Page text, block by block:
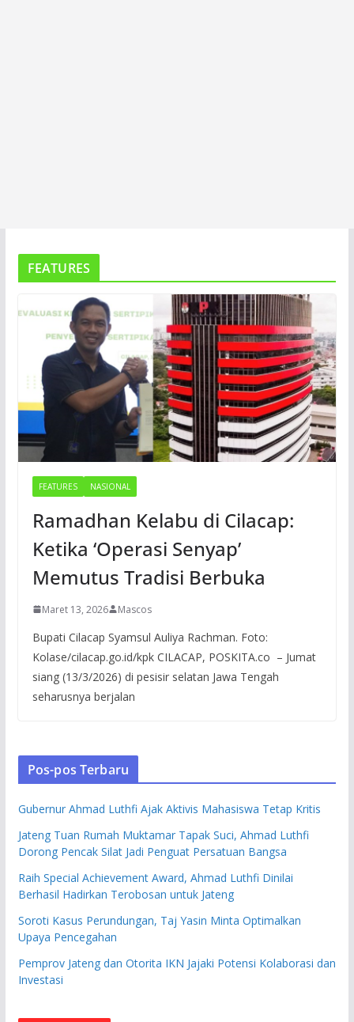
FEATURES
FEATURES NASIONAL
Ramadhan Kelabu di Cilacap:
Ketika ‘Operasi Senyap’
Memutus Tradisi Berbuka
Maret 13, 2026 Mascos
Bupati Cilacap Syamsul Auliya Rachman. Foto:
Kolase/cilacap.go.id/kpk CILACAP, POSKITA.co – Jumat
siang (13/3/2026) di pesisir selatan Jawa Tengah
seharusnya berjalan
Pos-pos Terbaru
Gubernur Ahmad Luthfi Ajak Aktivis Mahasiswa Tetap Kritis
Jateng Tuan Rumah Muktamar Tapak Suci, Ahmad Luthfi
Dorong Pencak Silat Jadi Penguat Persatuan Bangsa
Raih Special Achievement Award, Ahmad Luthfi Dinilai
Berhasil Hadirkan Terobosan untuk Jateng
Soroti Kasus Perundungan, Taj Yasin Minta Optimalkan
Upaya Pencegahan
Pemprov Jateng dan Otorita IKN Jajaki Potensi Kolaborasi dan
Investasi